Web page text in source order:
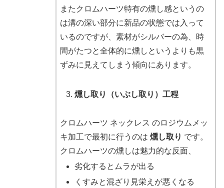
またクロムハーツ特有の燻し感というの
は溝の深い部分に新品の状態では入って
いるのですが、素材がシルバーの為、時
間がたつと全体的に燻しというよりも黒
ずみに見えてしまう傾向にあります。
燻し取り（いぶし取り）工程
クロムハーツ ネックレス のロジウムメッ
キ加工で最初に行うのは 燻し取り です。
クロムハーツの燻しは魅力的な反面、
劣化するとムラが出る
くすみと混ざり見栄えが悪くなる